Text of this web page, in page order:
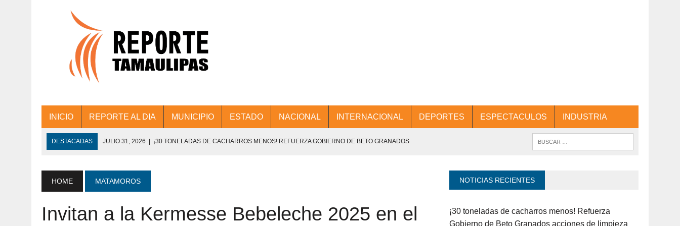
INICIO REPORTE AL DIA MUNICIPIO ESTADO NACIONAL INTERNACIONAL DEPORTES ESPECTACULOS INDUSTRIA
DESTACADAS JULIO 31, 2026 | ¡30 TONELADAS DE CACHARROS MENOS! REFUERZA GOBIERNO DE BETO GRANADOS
JULIO 30, 2026 | 💧🚰 ¡AGUA PARA LA COMUNIDAD!
JULIO 30, 2026 ¡TRABAJO EN EQUIPO Y RESULTADOS! ENCABEZA BETO GRANADOS MESA DE TRABAJO CON PRESIDENTES
HOME MATAMOROS
Invitan a la Kermesse Bebeleche 2025 en el
NOTICIAS RECIENTES
¡30 toneladas de cacharros menos! Refuerza
Gobierno de Beto Granados acciones de limpieza